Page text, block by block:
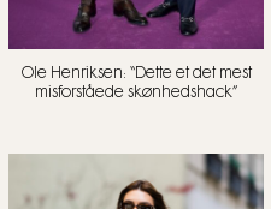
Ole Henriksen: “Dette et det mest
misforståede skønhedshack”